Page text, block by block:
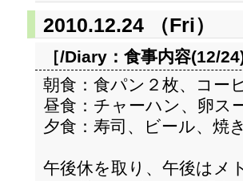
2010.12.24 （Fri）
［/Diary： 食事内容(12/
朝食：食パン２枚、コー
昼食：チャーハン、卵ス
夕食：寿司、ビール、焼
午後休を取り、午後はメ